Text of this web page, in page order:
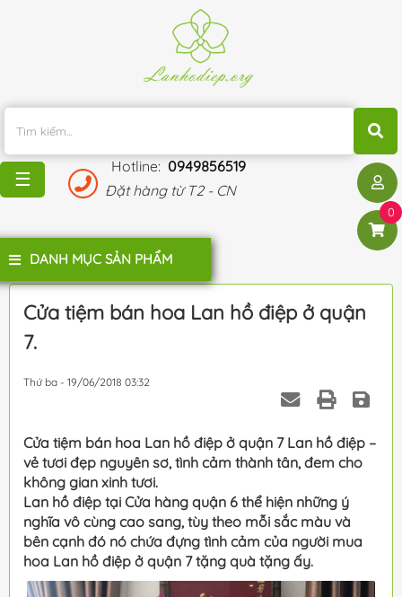
Hotline: 0949856519
Đặt hàng từ T2 - CN
0
MÃI
BLOG
HÀNG
HỆ
☰
DANH MỤC SẢN PHẨM
Cửa tiệm bán hoa Lan hồ điệp ở quận
7.
Thứ ba - 19/06/2018 03:32
Cửa tiệm bán hoa Lan hồ điệp ở quận 7 Lan hồ điệp –
vẻ tươi đẹp nguyên sơ, tình cảm thành tân, đem cho
không gian xinh tươi.
Lan hồ điệp tại Cửa hàng quận 6 thể hiện những ý
nghĩa vô cùng cao sang, tùy theo mỗi sắc màu và
bên cạnh đó nó chứa đựng tình cảm của người mua
hoa Lan hồ điệp ở quận 7 tặng quà tặng ấy.